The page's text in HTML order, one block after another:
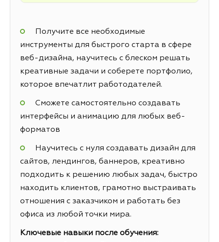
Получите все необходимые
инструменты для быстрого старта в сфере
веб-дизайна, научитесь с блеском решать
креативные задачи и соберете портфолио,
которое впечатлит работодателей.
Сможете самостоятельно создавать
интерфейсы и анимацию для любых веб-
форматов
Научитесь с нуля создавать дизайн для
сайтов, лендингов, баннеров, креативно
подходить к решению любых задач, быстро
находить клиентов, грамотно выстраивать
отношения с заказчиком и работать без
офиса из любой точки мира.
Ключевые навыки после обучения: